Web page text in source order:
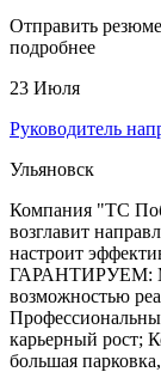
Отправить резюме
подробнее
23 Июля
Руководитель
Ульяновск
Компания "ТС
возглавит
настроит
ГАРАНТИРУЕМ:
возможностью
карьерный рост;
большая